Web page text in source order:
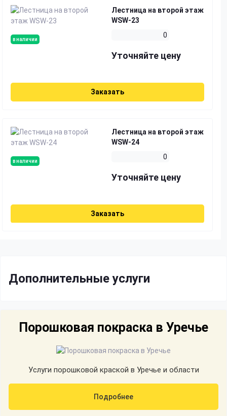
в наличии
Лестница на второй этаж
WSW-23
0
Уточняйте цену
Заказать
в наличии
Лестница на второй этаж
WSW-24
0
Уточняйте цену
Заказать
Дополнительные услуги
Порошковая покраска в Уречье
Услуги порошковой краской в Уречье и области
Подробнее